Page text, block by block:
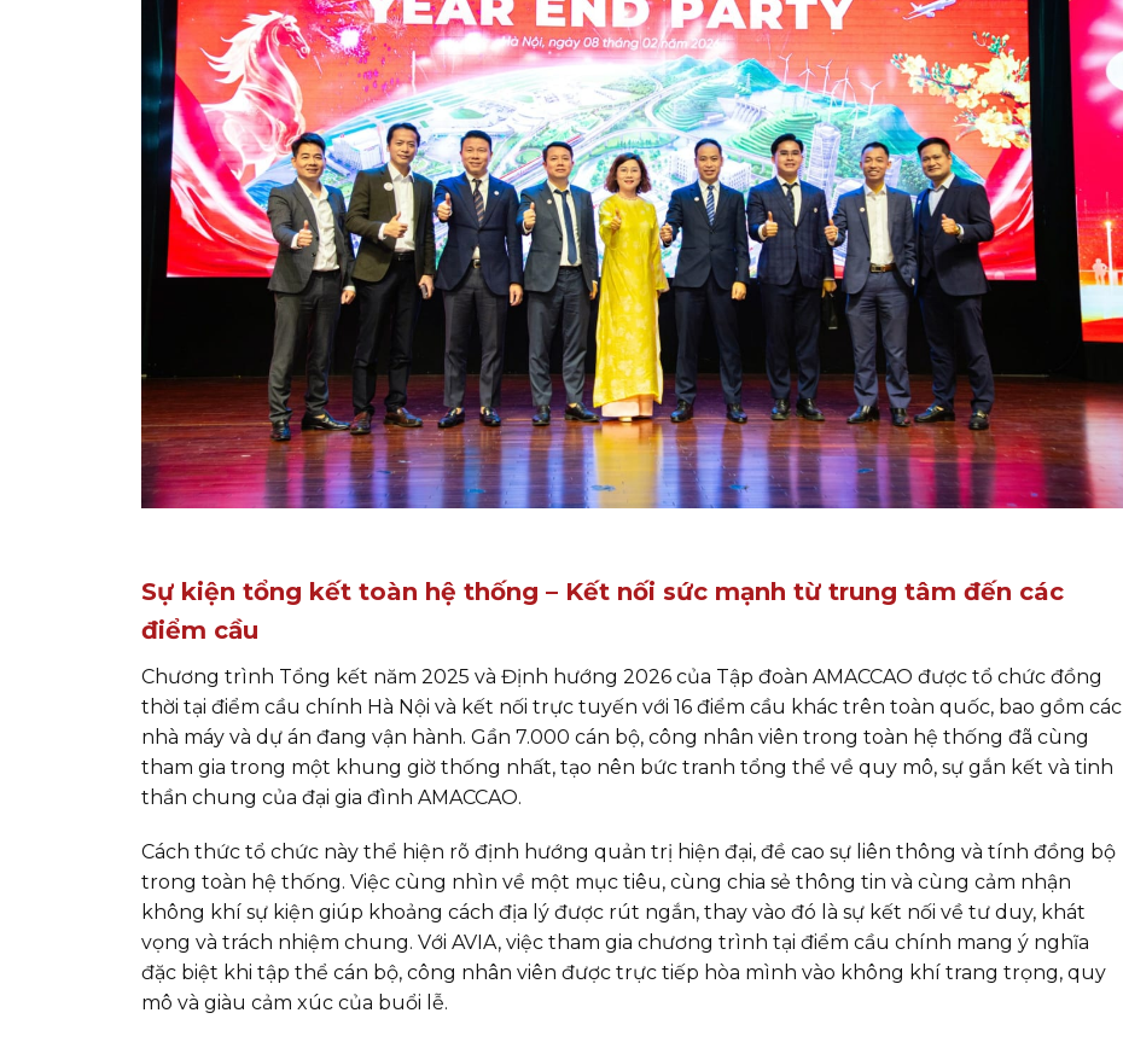
Sự kiện tổng kết toàn hệ thống – Kết nối sức mạnh từ trung tâm đến các
điểm cầu
Chương trình Tổng kết năm 2025 và Định hướng 2026 của Tập đoàn AMACCAO được tổ chức đồng
thời tại điểm cầu chính Hà Nội và kết nối trực tuyến với 16 điểm cầu khác trên toàn quốc, bao gồm các
nhà máy và dự án đang vận hành. Gần 7.000 cán bộ, công nhân viên trong toàn hệ thống đã cùng
tham gia trong một khung giờ thống nhất, tạo nên bức tranh tổng thể về quy mô, sự gắn kết và tinh
thần chung của đại gia đình AMACCAO.
Cách thức tổ chức này thể hiện rõ định hướng quản trị hiện đại, đề cao sự liên thông và tính đồng bộ
trong toàn hệ thống. Việc cùng nhìn về một mục tiêu, cùng chia sẻ thông tin và cùng cảm nhận
không khí sự kiện giúp khoảng cách địa lý được rút ngắn, thay vào đó là sự kết nối về tư duy, khát
vọng và trách nhiệm chung. Với AVIA, việc tham gia chương trình tại điểm cầu chính mang ý nghĩa
đặc biệt khi tập thể cán bộ, công nhân viên được trực tiếp hòa mình vào không khí trang trọng, quy
mô và giàu cảm xúc của buổi lễ.